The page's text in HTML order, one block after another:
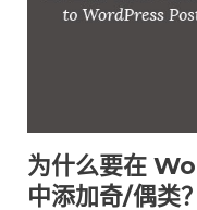
为什么要在
中添加奇/偶类？